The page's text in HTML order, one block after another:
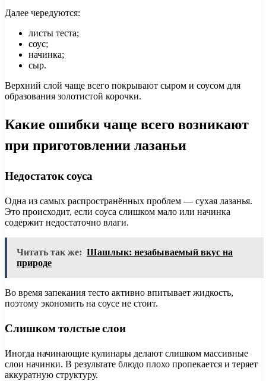
Далее чередуются:
листы теста;
соус;
начинка;
сыр.
Верхний слой чаще всего покрывают сыром и соусом для
образования золотистой корочки.
Какие ошибки чаще всего возникают
при приготовлении лазаньи
Недостаток соуса
Одна из самых распространённых проблем — сухая лазанья.
Это происходит, если соуса слишком мало или начинка
содержит недостаточно влаги.
Читать так же: Шашлык: незабываемый вкус на
природе
Во время запекания тесто активно впитывает жидкость,
поэтому экономить на соусе не стоит.
Слишком толстые слои
Иногда начинающие кулинары делают слишком массивные
слои начинки. В результате блюдо плохо пропекается и теряет
аккуратную структуру.